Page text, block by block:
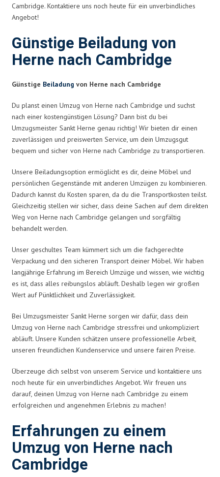
Cambridge. Kontaktiere uns noch heute für ein unverbindliches
Angebot!
Günstige Beiladung von
Herne nach Cambridge
Günstige Beiladung von Herne nach Cambridge
Du planst einen Umzug von Herne nach Cambridge und suchst
nach einer kostengünstigen Lösung? Dann bist du bei
Umzugsmeister Sankt Herne genau richtig! Wir bieten dir einen
zuverlässigen und preiswerten Service, um dein Umzugsgut
bequem und sicher von Herne nach Cambridge zu transportieren.
Unsere Beiladungsoption ermöglicht es dir, deine Möbel und
persönlichen Gegenstände mit anderen Umzügen zu kombinieren.
Dadurch kannst du Kosten sparen, da du die Transportkosten teilst.
Gleichzeitig stellen wir sicher, dass deine Sachen auf dem direkten
Weg von Herne nach Cambridge gelangen und sorgfältig
behandelt werden.
Unser geschultes Team kümmert sich um die fachgerechte
Verpackung und den sicheren Transport deiner Möbel. Wir haben
langjährige Erfahrung im Bereich Umzüge und wissen, wie wichtig
es ist, dass alles reibungslos abläuft. Deshalb legen wir großen
Wert auf Pünktlichkeit und Zuverlässigkeit.
Bei Umzugsmeister Sankt Herne sorgen wir dafür, dass dein
Umzug von Herne nach Cambridge stressfrei und unkompliziert
abläuft. Unsere Kunden schätzen unsere professionelle Arbeit,
unseren freundlichen Kundenservice und unsere fairen Preise.
Überzeuge dich selbst von unserem Service und kontaktiere uns
noch heute für ein unverbindliches Angebot. Wir freuen uns
darauf, deinen Umzug von Herne nach Cambridge zu einem
erfolgreichen und angenehmen Erlebnis zu machen!
Erfahrungen zu einem
Umzug von Herne nach
Cambridge